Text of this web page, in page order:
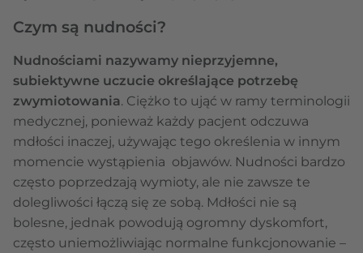
Czym są nudności?
Nudnościami nazywamy nieprzyjemne,
subiektywne uczucie określające potrzebę
zwymiotowania. Ciężko to ująć w ramy terminologii
medycznej, ponieważ każdy pacjent odczuwa
mdłości inaczej, używając tego określenia w innym
momencie wystąpienia objawów. Nudności bardzo
często poprzedzają wymioty, ale nie zawsze te
dolegliwości łączą się ze sobą. Mdłości nie są
bolesne, jednak powodują ogromny dyskomfort,
często uniemożliwiając normalne funkcjonowanie –